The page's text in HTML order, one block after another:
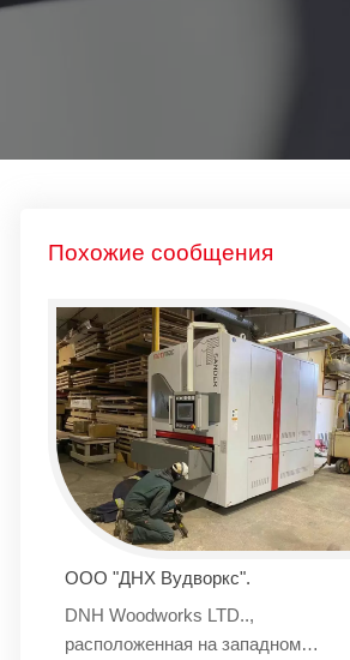
Похожие сообщения
ООО "ДНХ Вудворкс".
DNH Woodworks LTD..,
расположенная на западном